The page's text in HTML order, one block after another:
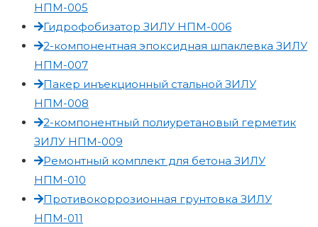
НПМ-005
Гидрофобизатор ЗИЛУ НПМ-006
2-компонентная эпоксидная шпаклевка ЗИЛУ
НПМ-007
Пакер инъекционный стальной ЗИЛУ
НПМ-008
2-компонентный полиуретановый герметик
ЗИЛУ НПМ-009
Ремонтный комплект для бетона ЗИЛУ
НПМ-010
Противокоррозионная грунтовка ЗИЛУ
НПМ-011